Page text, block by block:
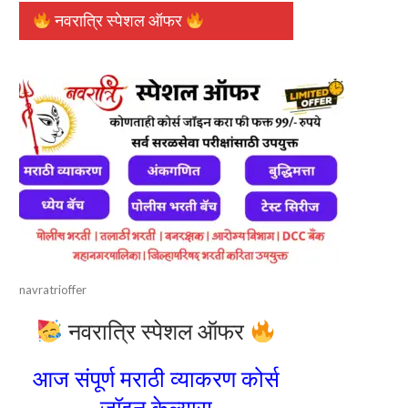
नवरात्रि स्पेशल ऑफर
navratrioffer
नवरात्रि स्पेशल ऑफर
आज संपूर्ण मराठी व्याकरण कोर्स